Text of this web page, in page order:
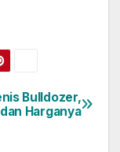
Bulldozer,
Harganya